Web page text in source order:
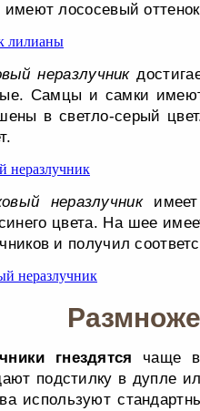
лососевый
неразлучник
Самцы и самки
в светло-серый
неразлучникимеет
цвета. На шее
и получил
гнездятся чаще
подстилку в дупле
используют